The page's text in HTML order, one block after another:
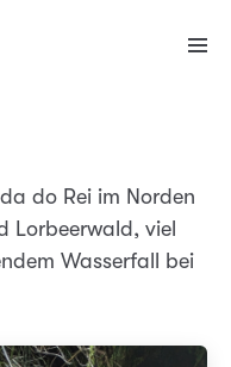
do Rei im Norden
Lorbeerwald, viel
Wasserfall bei